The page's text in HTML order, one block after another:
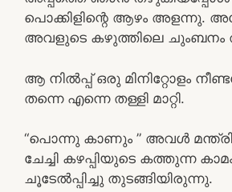
പൊക്കിളിന്റെ ആഴം അളന്നു.
അവളുടെ കഴുത്തിലെ ചുംബനം
ആ നിൽപ്പ് ഒരു മിനിറ്റോളം
തന്നെ എന്നെ തള്ളി മാറ്റി.
“പൊന്നു കാണും ” അവൾ
ചേച്ചി കഴപ്പിയുടെ കത്തുന്ന
ചൂടേൽപ്പിച്ചു തുടങ്ങിയിരുന്നു.